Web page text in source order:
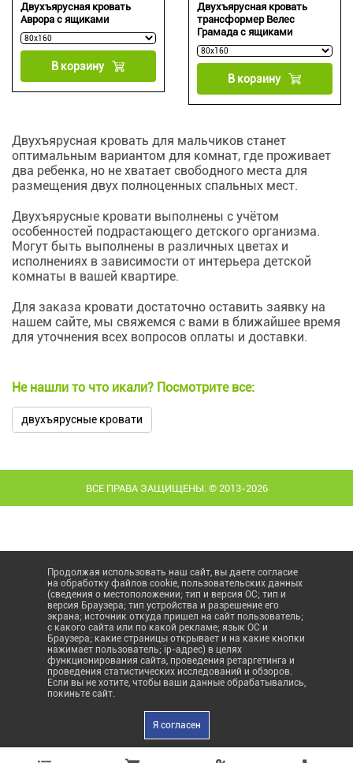
Двухъярусная кровать
Аврора с ящиками
В корзину
Двухъярусная кровать
трансформер Велес
Грамада с ящиками
В корзину
Двухъярусная кровать для мальчиков станет
оптимальным вариантом для комнат, где проживает
два ребенка, но не хватает свободного места для
размещения двух полноценных спальных мест.
Двухъярусные кровати выполнены с учётом
особенностей подрастающего детского организма.
Могут быть выполнены в различных цветах и
исполнениях в зависимости от интерьера детской
комнаты в вашей квартире.
Для заказа кровати достаточно оставить заявку на
нашем сайте, мы свяжемся с вами в ближайшее время
для уточнения всех вопросов оплаты и доставки.
Не нашли то что икали? Посмотрите все:
двухъярусные кровати
ВСЕ ПРАВА ЗАЩИЩЕНЫ. © 2013-2026
Продолжая использовать наш сайт, вы даете согласие
на обработку файлов cookie, пользовательских данных
(сведения о местоположении; тип и версия ОС; тип и
версия Браузера; тип устройства и разрешение его
экрана; источник откуда пришел на сайт пользователь;
с какого сайта или по какой рекламе; язык ОС и
Браузера; какие страницы открывает и на какие кнопки
нажимает пользователь; ip-адрес) в целях
функционирования сайта, проведения ретаргетинга и
проведения статистических исследований и обзоров.
Если вы не хотите, чтобы ваши данные обрабатывались,
покиньте сайт.
Я согласен